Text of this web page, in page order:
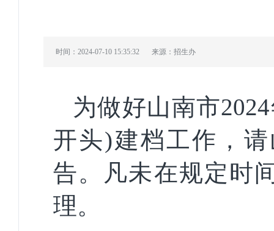
时间：2024-07-10 15:35:32 来源：招生办
为做好山南市
开头)建档工作，
告。凡未在规定时
理。